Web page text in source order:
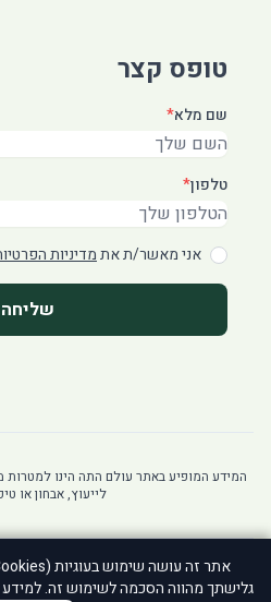
טופס קצר
שם מלא*
טלפון*
אני מאשר/ת אתמדיניות
שליחה
המידע המופיע באתר עולם התה הינו למטרות
לייעוץ, אבחון או
© 2026 עולם התה. כל הזכויות שמורות לאתר
גלישתך מהווה הסכמה לשימוש זה.